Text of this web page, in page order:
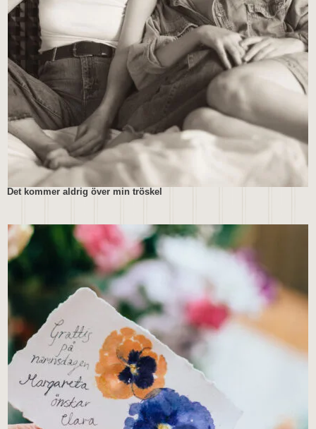
Det kommer aldrig över min tröskel